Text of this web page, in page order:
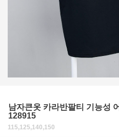
남자큰옷 카라반팔티 기능성
128915
115,125,140,150